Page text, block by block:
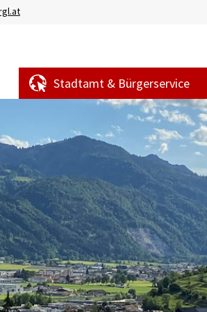
Stadtamt & Bürgerservice
Amtstafel
Veranstaltungen
Bürgermeldungen